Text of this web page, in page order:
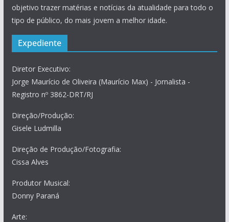
objetivo trazer matérias e notícias da atualidade para todo o
tipo de público, do mais jovem a melhor idade.
Expediente
Diretor Executivo:
Jorge Maurício de Oliveira (Maurício Max) - Jornalista -
Registro nº 3862-DRT/RJ
Direção/Produção:
Gisele Ludmilla
Direção de Produção/Fotografia:
Cissa Alves
Produtor Musical:
Donny Paraná
Arte: